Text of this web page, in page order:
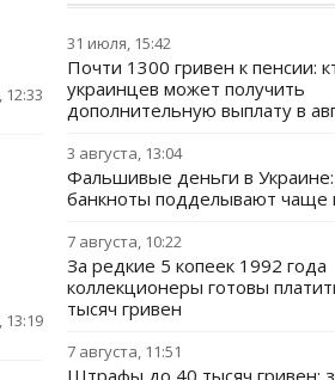
12:33
13:19
31 июля, 15:42
Почти 1300 гривен к пенсии:
украинцев может получить
дополнительную выплату в
3 августа, 13:04
Фальшивые деньги в Украине:
банкноты подделывают чаще
7 августа, 10:22
За редкие 5 копеек 1992 года
коллекционеры готовы
тысяч гривен
7 августа, 11:51
Штрафы до 40 тысяч гривен: